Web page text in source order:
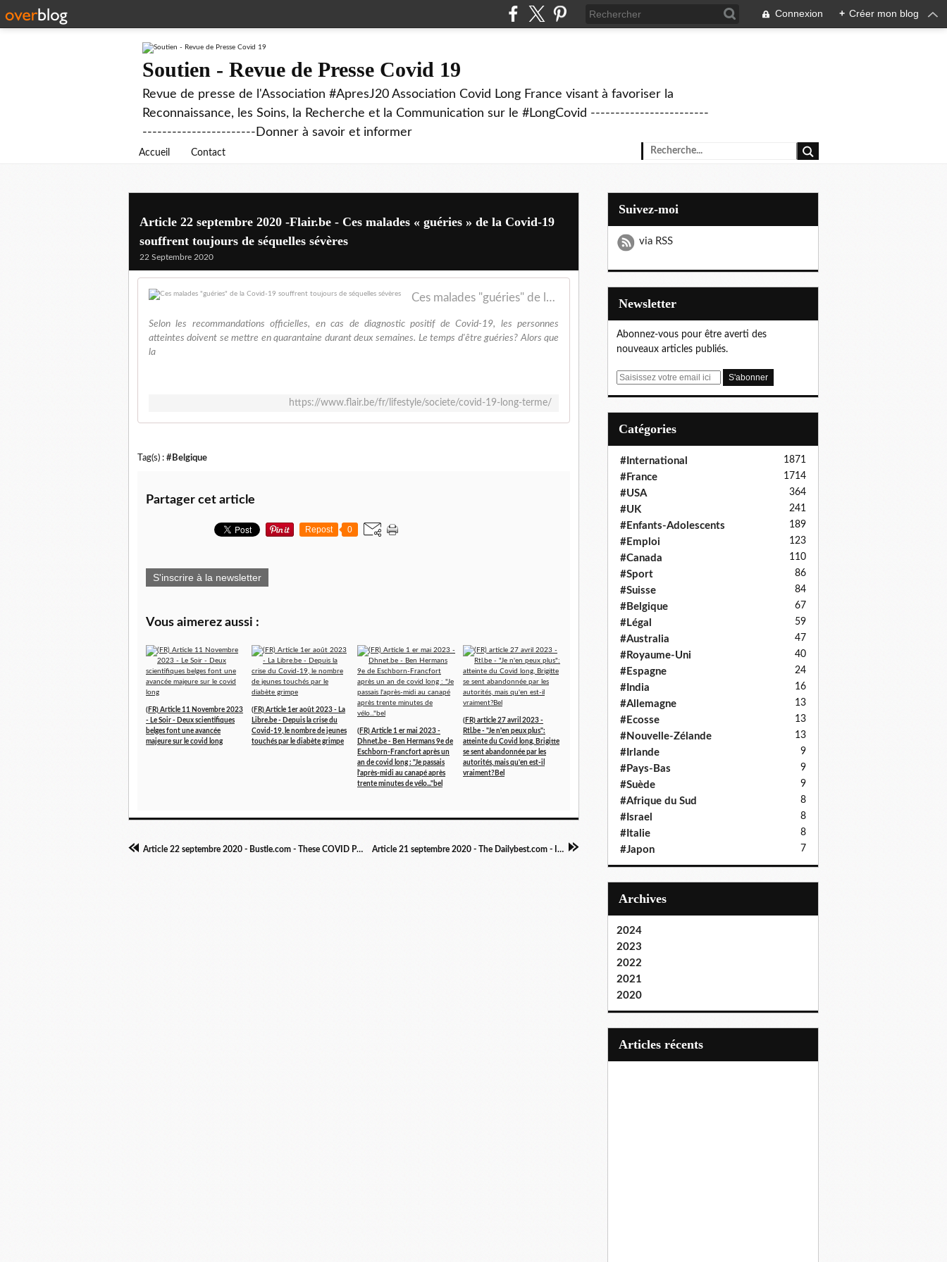
Connexion + Créer mon blog
Soutien - Revue de Presse Covid 19
Revue de presse de l'Association #ApresJ20 Association Covid Long France visant à favoriser la
Reconnaissance, les Soins, la Recherche et la Communication sur le #LongCovid ------------------------
-----------------------Donner à savoir et informer
Accueil Contact
Article 22 septembre 2020 -Flair.be - Ces malades « guéries » de la Covid-19
souffrent toujours de séquelles sévères
22 Septembre 2020
Ces malades "guéries" de la Covid-19 souffrent toujours de séquelles sévères
Selon les recommandations officielles, en cas de diagnostic positif de Covid-19, les personnes
atteintes doivent se mettre en quarantaine durant deux semaines. Le temps d'être guéries? Alors que
la
https://www.flair.be/fr/lifestyle/societe/covid-19-long-terme/
Tag(s) : #Belgique
Partager cet article
Repost 0
S'inscrire à la newsletter
Vous aimerez aussi :
(FR) Article 11 Novembre 2023
- Le Soir - Deux scientifiques
belges font une avancée
majeure sur le covid long
(FR) Article 1er août 2023 - La
Libre.be - Depuis la crise du
Covid-19, le nombre de jeunes
touchés par le diabète grimpe
(FR) Article 1 er mai 2023 -
Dhnet.be - Ben Hermans 9e de
Eschborn-Francfort après un
an de covid long : "Je passais
l'après-midi au canapé après
trente minutes de vélo..."bel
(FR) article 27 avril 2023 -
Rtl.be - "Je n'en peux plus":
atteinte du Covid long, Brigitte
se sent abandonnée par les
autorités, mais qu'en est-il
vraiment?Bel
Article 22 septembre 2020 - Bustle.com - These COVID Patients Thought They Recovered. Then Their Symptoms Came Back. Article 21 septembre 2020 - The Dailybest.com - I Got Glaucoma After COVID and I’m One of the Lucky Ones
Suivez-moi
via RSS
Newsletter
Abonnez-vous pour être averti des
nouveaux articles publiés.
E
Catégories
#International 1871
#France 1714
#USA 364
#UK 241
#Enfants-Adolescents 189
#Emploi 123
#Canada 110
#Sport 86
#Suisse 84
#Belgique 67
#Légal 59
#Australia 47
#Royaume-Uni 40
#Espagne 24
#India 16
#Allemagne 13
#Ecosse 13
#Nouvelle-Zélande 13
#Irlande 9
#Pays-Bas 9
#Suède 9
#Afrique du Sud 8
#Israel 8
#Italie 8
#Japon 7
Archives
2024
2023
2022
2021
2020
articles récents